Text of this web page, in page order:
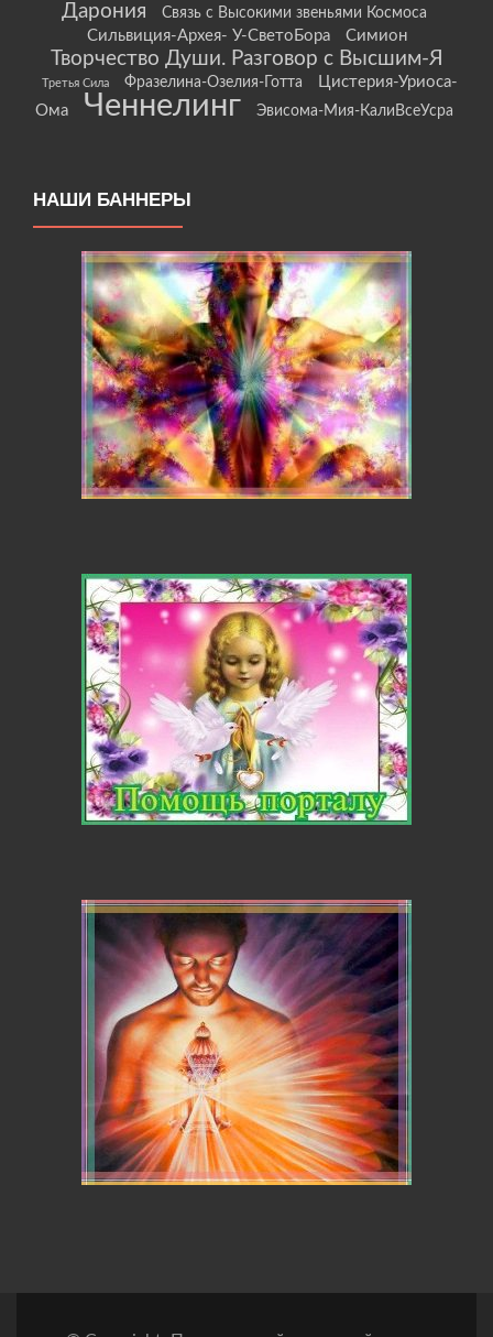
Дарония
Связь с Высокими звеньями Космоса
Сильвиция-Архея- У-СветоБора Симион
Творчество Души. Разговор с Высшим-Я
Третья Сила Фразелина-Озелия-Готта
Цистерия-Уриоса-
Ома
Ченнелинг Эвисома-Мия-КалиВсеУсра
НАШИ БАННЕРЫ